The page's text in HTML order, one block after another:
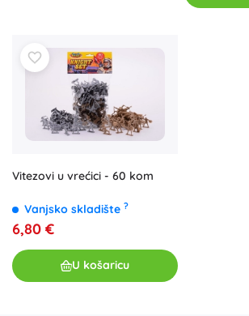
Vitezovi u vrećici - 60 kom
Vanjsko skladište ?
6,80 €
U košaricu